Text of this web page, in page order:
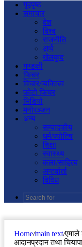
गृहपृष्ठ
समाचार
देश
विश्व
राजनीति
अर्थ
खेलकुद
गण्डकी
फिचर
विचार/व्यक्तित्व
फोटो फिचर
भिडियो
मनोरञ्जन
अन्य
सम्पादकीय
धर्म/ज्योतिष
शिक्षा
स्वास्थ्य
कला/साहित्य
अन्तर्वार्ता
विविध
Home/main text/एमाले
आदानप्रदान तथा